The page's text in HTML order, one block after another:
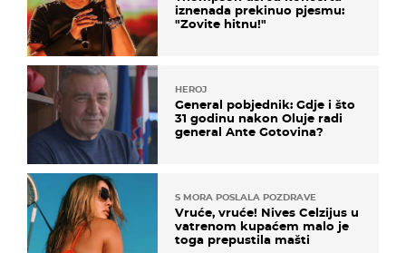
iznenada prekinuo pjesmu:
"Zovite hitnu!"
HEROJ
General pobjednik: Gdje i što
31 godinu nakon Oluje radi
general Ante Gotovina?
S MORA POSLALA POZDRAVE
Vruće, vruće! Nives Celzijus u
vatrenom kupaćem malo je
toga prepustila mašti